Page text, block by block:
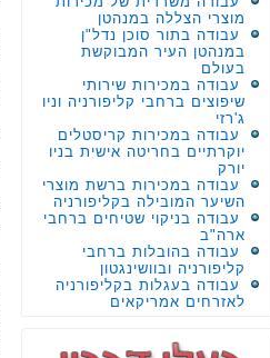
מוצרי הצללה במנהטן
עבודה בתור סוכן נדל"ן
במנהטן העיר המבוקשת
בעולם
עבודה במכירות שירותי
שיפוצים ברחבי קליפורניה וניו
ג'רזי
עבודה במכירות קריסטלים
יוקרתיים בחריטה אישית בניו
יורק
עבודה במכירות ברשת מוצרי
השיער המובילה בקליפורניה
עבודה בניקוי שטיחים ברחבי
ארה"ב
עבודה בהובלות ברחבי
קליפורניה ובוושינגטון
עבודה בעגלות בקליפורניה
לאזרחים אמריקאים